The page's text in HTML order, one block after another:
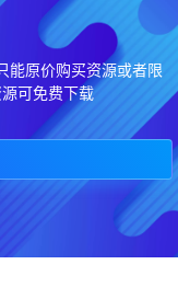
能原价购买资源或者限
可免费下载